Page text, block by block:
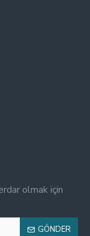
olmak için
GÖNDER